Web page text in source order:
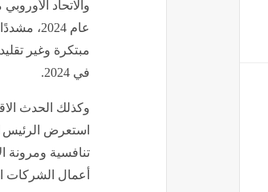
والاتحاد
عام
مبتكرة وغير
في 2024.
استعرض الرئيس
تنافسية ومرونة
أعمال الشركات